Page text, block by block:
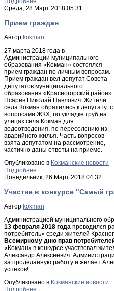
Среда, 28 Март 2018 05:31
Прием граждан
Автор kokman
27 марта 2018 года в
Администрации муниципального
образования «Кокман» состоялся
прием граждан по личным вопросам.
Прием граждан вел депутат Совета
депутатов муниципального
образования «Красногорский район»
Псарев Николай Павлович. Жители
села Кокман обратились к депутату с
вопросами ЖКХ, по укладке труб на
улицах села Кокман для
водоотведения, по переселению из
аварийного жилья. Часть вопросов
взята депутатом на рассмотрение,
частично даны ответы на приеме.
Опубликовано в Кокманские новости
Подробнее ...
Понедельник, 26 Март 2018 04:32
Участие в конкурсе "Самый
Автор kokman
Администрацией муниципального
13 февраля 2018 года проводился
потребитель» среди жителей
Всемирному дню прав
«Кокман» в конкурсе участвовал
Александр Алексеевич.
за проделанную работу и желает
успехов!
Опубликовано в Кокманские новости
Подробнее ...